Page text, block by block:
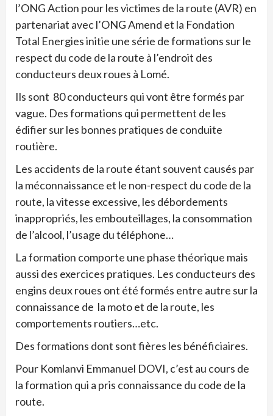
l’ONG Action pour les victimes de la route (AVR) en
partenariat avec l’ONG Amend et la Fondation
Total Energies initie une série de formations sur le
respect du code de la route à l’endroit des
conducteurs deux roues à Lomé.
Ils sont 80 conducteurs qui vont être formés par
vague. Des formations qui permettent de les
édifier sur les bonnes pratiques de conduite
routière.
Les accidents de la route étant souvent causés par
la méconnaissance et le non-respect du code de la
route, la vitesse excessive, les débordements
inappropriés, les embouteillages, la consommation
de l’alcool, l’usage du téléphone…
La formation comporte une phase théorique mais
aussi des exercices pratiques. Les conducteurs des
engins deux roues ont été formés entre autre sur la
connaissance de la moto et de la route, les
comportements routiers…etc.
Des formations dont sont fières les bénéficiaires.
Pour Komlanvi Emmanuel DOVI, c’est au cours de
la formation qui a pris connaissance du code de la
route.